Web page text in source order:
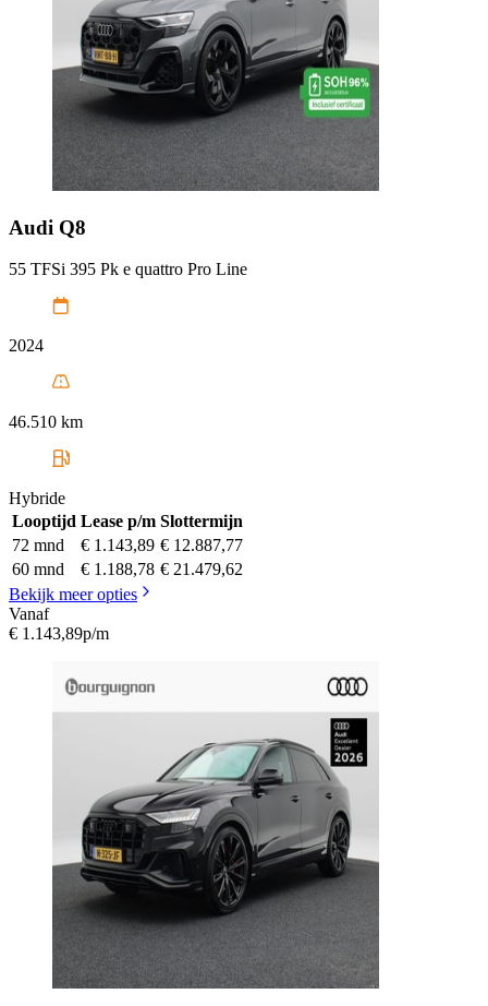
Audi Q8
55 TFSi 395 Pk e quattro Pro Line
2024
46.510 km
Hybride
Looptijd Lease p/m Slottermijn
72 mnd
€ 1.143,89 € 12.887,77
60 mnd
€ 1.188,78 € 21.479,62
Bekijk meer opties
Vanaf
€ 1.143,89p/m